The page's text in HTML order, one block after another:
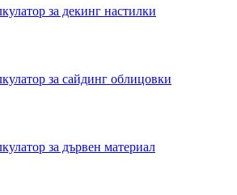
за декинг настилки
за сайдинг облицовки
за дървен материал